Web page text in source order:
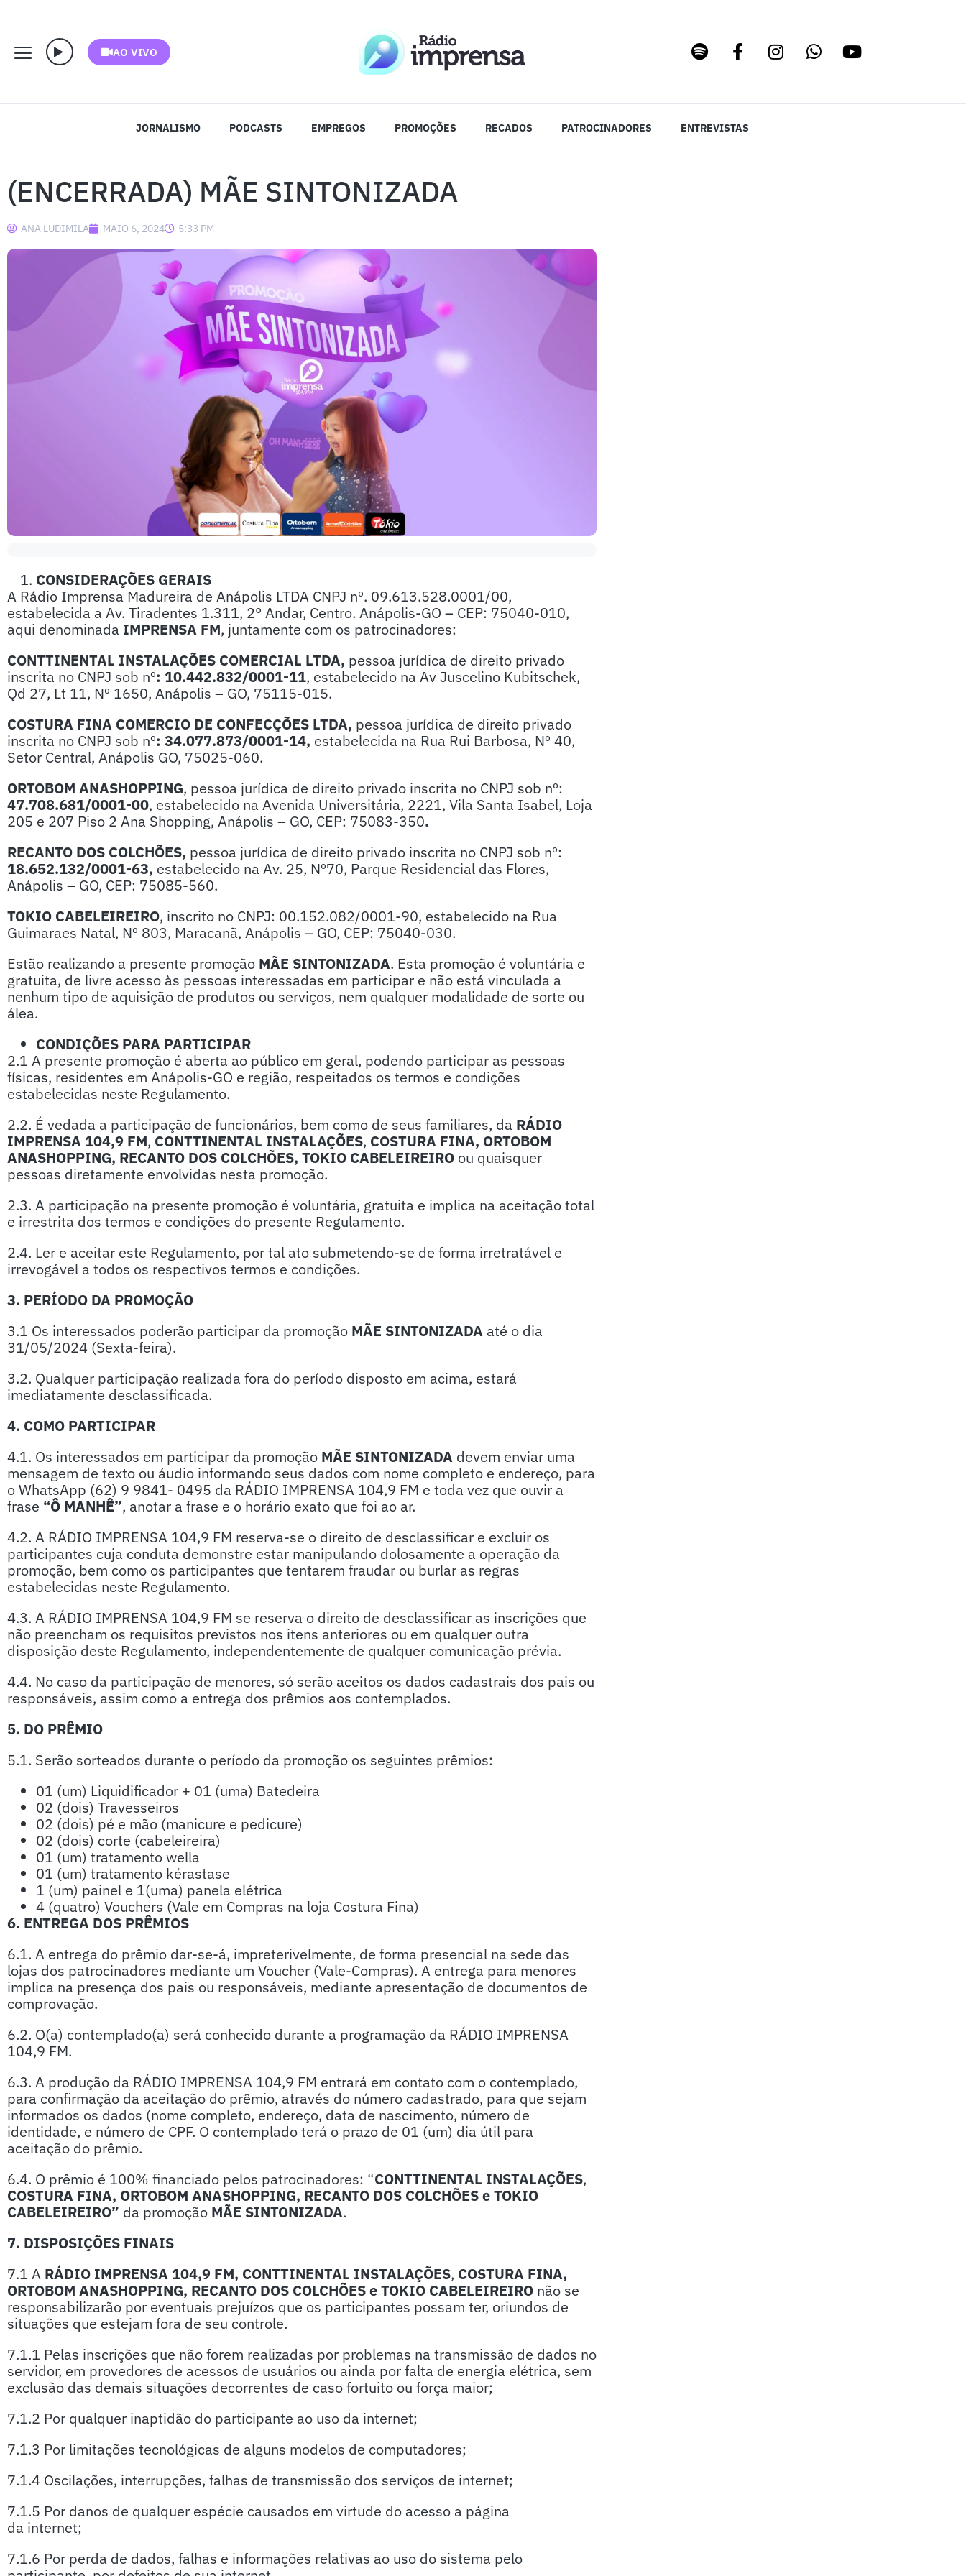
AO VIVO
JORNALISMO PODCASTS EMPREGOS PROMOÇÕES RECADOS PATROCINADORES ENTREVISTAS
(ENCERRADA) MÃE SINTONIZADA
ANA LUDIMILA MAIO 6, 2024 5:33 PM
CONSIDERAÇÕES GERAIS
A Rádio Imprensa Madureira de Anápolis LTDA CNPJ nº. 09.613.528.0001/00,
estabelecida a Av. Tiradentes 1.311, 2° Andar, Centro. Anápolis-GO – CEP: 75040-010,
aqui denominada IMPRENSA FM, juntamente com os patrocinadores:
CONTTINENTAL INSTALAÇÕES COMERCIAL LTDA, pessoa jurídica de direito privado
inscrita no CNPJ sob nº: 10.442.832/0001-11, estabelecido na Av Juscelino Kubitschek,
Qd 27, Lt 11, Nº 1650, Anápolis – GO, 75115-015.
COSTURA FINA COMERCIO DE CONFECÇÕES LTDA, pessoa jurídica de direito privado
inscrita no CNPJ sob nº: 34.077.873/0001-14, estabelecida na Rua Rui Barbosa, Nº 40,
Setor Central, Anápolis GO, 75025-060.
ORTOBOM ANASHOPPING, pessoa jurídica de direito privado inscrita no CNPJ sob nº:
47.708.681/0001-00, estabelecido na Avenida Universitária, 2221, Vila Santa Isabel, Loja
205 e 207 Piso 2 Ana Shopping, Anápolis – GO, CEP: 75083-350.
RECANTO DOS COLCHÕES, pessoa jurídica de direito privado inscrita no CNPJ sob nº:
18.652.132/0001-63, estabelecido na Av. 25, Nº70, Parque Residencial das Flores,
Anápolis – GO, CEP: 75085-560.
TOKIO CABELEIREIRO, inscrito no CNPJ: 00.152.082/0001-90, estabelecido na Rua
Guimaraes Natal, Nº 803, Maracanã, Anápolis – GO, CEP: 75040-030.
Estão realizando a presente promoção MÃE SINTONIZADA. Esta promoção é voluntária e
gratuita, de livre acesso às pessoas interessadas em participar e não está vinculada a
nenhum tipo de aquisição de produtos ou serviços, nem qualquer modalidade de sorte ou
álea.
CONDIÇÕES PARA PARTICIPAR
2.1 A presente promoção é aberta ao público em geral, podendo participar as pessoas
físicas, residentes em Anápolis-GO e região, respeitados os termos e condições
estabelecidas neste Regulamento.
2.2. É vedada a participação de funcionários, bem como de seus familiares, da RÁDIO
IMPRENSA 104,9 FM, CONTTINENTAL INSTALAÇÕES, COSTURA FINA, ORTOBOM
ANASHOPPING, RECANTO DOS COLCHÕES, TOKIO CABELEIREIRO ou quaisquer
pessoas diretamente envolvidas nesta promoção.
2.3. A participação na presente promoção é voluntária, gratuita e implica na aceitação total
e irrestrita dos termos e condições do presente Regulamento.
2.4. Ler e aceitar este Regulamento, por tal ato submetendo-se de forma irretratável e
irrevogável a todos os respectivos termos e condições.
3. PERÍODO DA PROMOÇÃO
3.1 Os interessados poderão participar da promoção MÃE SINTONIZADA até o dia
31/05/2024 (Sexta-feira).
3.2. Qualquer participação realizada fora do período disposto em acima, estará
imediatamente desclassificada.
4. COMO PARTICIPAR
4.1. Os interessados em participar da promoção MÃE SINTONIZADA devem enviar uma
mensagem de texto ou áudio informando seus dados com nome completo e endereço, para
o WhatsApp (62) 9 9841- 0495 da RÁDIO IMPRENSA 104,9 FM e toda vez que ouvir a
frase “Ô MANHÊ”, anotar a frase e o horário exato que foi ao ar.
4.2. A RÁDIO IMPRENSA 104,9 FM reserva-se o direito de desclassificar e excluir os
participantes cuja conduta demonstre estar manipulando dolosamente a operação da
promoção, bem como os participantes que tentarem fraudar ou burlar as regras
estabelecidas neste Regulamento.
4.3. A RÁDIO IMPRENSA 104,9 FM se reserva o direito de desclassificar as inscrições que
não preencham os requisitos previstos nos itens anteriores ou em qualquer outra
disposição deste Regulamento, independentemente de qualquer comunicação prévia.
4.4. No caso da participação de menores, só serão aceitos os dados cadastrais dos pais ou
responsáveis, assim como a entrega dos prêmios aos contemplados.
5. DO PRÊMIO
5.1. Serão sorteados durante o período da promoção os seguintes prêmios:
01 (um) Liquidificador + 01 (uma) Batedeira
02 (dois) Travesseiros
02 (dois) pé e mão (manicure e pedicure)
02 (dois) corte (cabeleireira)
01 (um) tratamento wella
01 (um) tratamento kérastase
1 (um) painel e 1(uma) panela elétrica
4 (quatro) Vouchers (Vale em Compras na loja Costura Fina)
6. ENTREGA DOS PRÊMIOS
6.1. A entrega do prêmio dar-se-á, impreterivelmente, de forma presencial na sede das
lojas dos patrocinadores mediante um Voucher (Vale-Compras). A entrega para menores
implica na presença dos pais ou responsáveis, mediante apresentação de documentos de
comprovação.
6.2. O(a) contemplado(a) será conhecido durante a programação da RÁDIO IMPRENSA
104,9 FM.
6.3. A produção da RÁDIO IMPRENSA 104,9 FM entrará em contato com o contemplado,
para confirmação da aceitação do prêmio, através do número cadastrado, para que sejam
informados os dados (nome completo, endereço, data de nascimento, número de
identidade, e número de CPF. O contemplado terá o prazo de 01 (um) dia útil para
aceitação do prêmio.
6.4. O prêmio é 100% financiado pelos patrocinadores: “CONTTINENTAL INSTALAÇÕES,
COSTURA FINA, ORTOBOM ANASHOPPING, RECANTO DOS COLCHÕES eTOKIO
CABELEIREIRO” da promoção MÃE SINTONIZADA.
7. DISPOSIÇÕES FINAIS
7.1 A RÁDIO IMPRENSA 104,9 FM, CONTTINENTAL INSTALAÇÕES, COSTURA FINA,
ORTOBOM ANASHOPPING, RECANTO DOS COLCHÕES eTOKIO CABELEIREIRO não se
responsabilizarão por eventuais prejuízos que os participantes possam ter, oriundos de
situações que estejam fora de seu controle.
7.1.1 Pelas inscrições que não forem realizadas por problemas na transmissão de dados no
servidor, em provedores de acessos de usuários ou ainda por falta de energia elétrica, sem
exclusão das demais situações decorrentes de caso fortuito ou força maior;
7.1.2 Por qualquer inaptidão do participante ao uso da internet;
7.1.3 Por limitações tecnológicas de alguns modelos de computadores;
7.1.4 Oscilações, interrupções, falhas de transmissão dos serviços de internet;
7.1.5 Por danos de qualquer espécie causados em virtude do acesso a página
da internet;
7.1.6 Por perda de dados, falhas e informações relativas ao uso do sistema pelo